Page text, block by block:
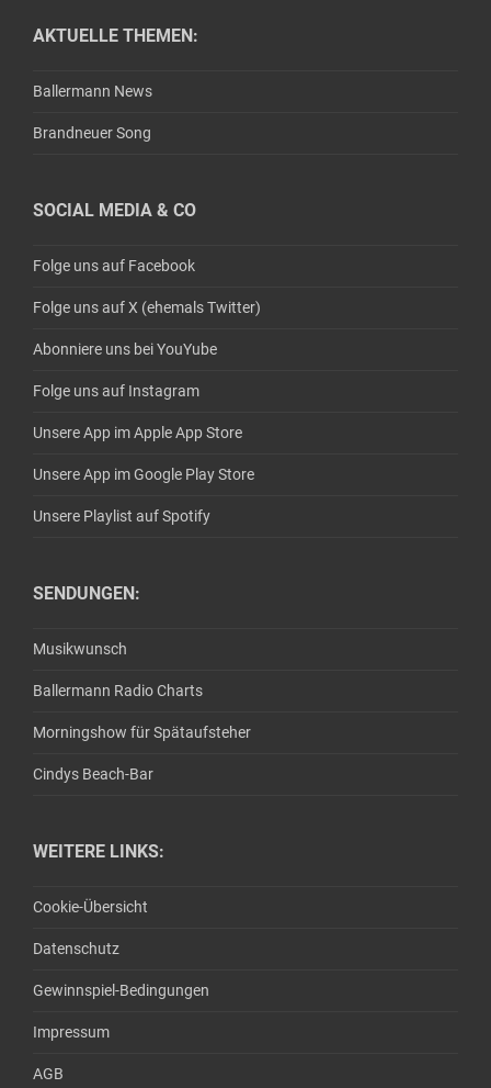
AKTUELLE THEMEN:
Ballermann News
Brandneuer Song
SOCIAL MEDIA & CO
Folge uns auf Facebook
Folge uns auf X (ehemals Twitter)
Abonniere uns bei YouYube
Folge uns auf Instagram
Unsere App im Apple App Store
Unsere App im Google Play Store
Unsere Playlist auf Spotify
SENDUNGEN:
Musikwunsch
Ballermann Radio Charts
Morningshow für Spätaufsteher
Cindys Beach-Bar
WEITERE LINKS:
Cookie-Übersicht
Datenschutz
Gewinnspiel-Bedingungen
Impressum
AGB